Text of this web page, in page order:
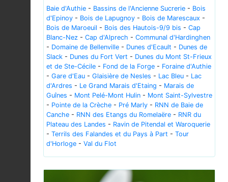
Baie d'Authie - Bassins de l'Ancienne Sucrerie - Bois
d'Epinoy - Bois de Lapugnoy - Bois de Marescaux -
Bois de Maroeuil - Bois des Hautois-9/9 bis - Cap
Blanc-Nez - Cap d'Alprech - Communal d'Hardinghen
- Domaine de Bellenville - Dunes d'Ecault - Dunes de
Slack - Dunes du Fort Vert - Dunes du Mont St-Frieux
et de Ste-Cécile - Fond de la Forge - Foraine d'Authie
- Gare d'Eau - Glaisière de Nesles - Lac Bleu - Lac
d'Ardres - Le Grand Marais d'Etaing - Marais de
Guînes - Mont Pelé-Mont Hulin - Mont Saint-Sylvestre
- Pointe de la Crèche - Pré Marly - RNN de Baie de
Canche - RNN des Etangs du Romelaëre - RNR du
Plateau des Landes - Ravin de Pitendal et Waroquerie
- Terrils des Falandes et du Pays à Part - Tour
d'Horloge - Val du Flot